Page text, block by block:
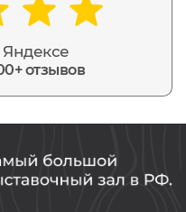
отзывов